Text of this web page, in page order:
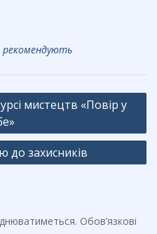
рекомендують
мистецтв «Повір у
до захисників
Обов’язкові